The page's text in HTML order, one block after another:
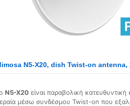
N5-X20, dish Twist-on antenna,
N5-X20 είναι παραβολική
μέσω συνδέσμου Twist-on που